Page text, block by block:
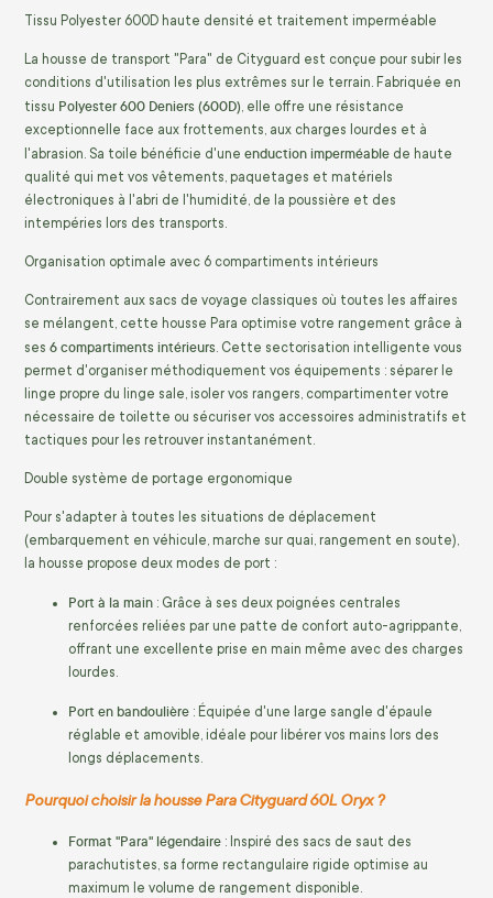
Tissu Polyester 600D haute densité et traitement imperméable
La housse de transport "Para" de Cityguard est conçue pour subir les
conditions d'utilisation les plus extrêmes sur le terrain. Fabriquée en
tissu Polyester 600 Deniers (600D) , elle offre une résistance
exceptionnelle face aux frottements, aux charges lourdes et à
l'abrasion. Sa toile bénéficie d'une enduction imperméable de haute
qualité qui met vos vêtements, paquetages et matériels
électroniques à l'abri de l'humidité, de la poussière et des
intempéries lors des transports.
Organisation optimale avec 6 compartiments intérieurs
Contrairement aux sacs de voyage classiques où toutes les affaires
se mélangent, cette housse Para optimise votre rangement grâce à
ses 6 compartiments intérieurs . Cette sectorisation intelligente vous
permet d'organiser méthodiquement vos équipements : séparer le
linge propre du linge sale, isoler vos rangers, compartimenter votre
nécessaire de toilette ou sécuriser vos accessoires administratifs et
tactiques pour les retrouver instantanément.
Double système de portage ergonomique
Pour s'adapter à toutes les situations de déplacement
(embarquement en véhicule, marche sur quai, rangement en soute),
la housse propose deux modes de port :
Port à la main : Grâce à ses deux poignées centrales
renforcées reliées par une patte de confort auto-agrippante,
offrant une excellente prise en main même avec des charges
lourdes.
Port en bandoulière : Équipée d'une large sangle d'épaule
réglable et amovible, idéale pour libérer vos mains lors des
longs déplacements.
Pourquoi choisir la housse Para Cityguard 60L Oryx ?
Format "Para" légendaire : Inspiré des sacs de saut des
parachutistes, sa forme rectangulaire rigide optimise au
maximum le volume de rangement disponible.